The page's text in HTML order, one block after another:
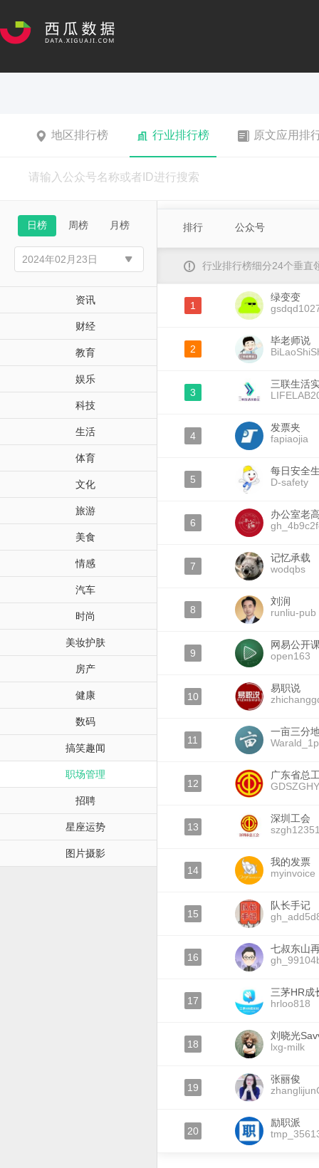
地区排行榜 行业排行榜 原文应用排
日榜 周榜 月榜
资讯
财经
教育
娱乐
科技
生活
体育
文化
旅游
美食
情感
汽车
时尚
美妆护肤
房产
健康
数码
搞笑趣闻
职场管理
招聘
星座运势
图片摄影
排行 公众号
行业排行榜细分24个垂直
1
绿变变
2
毕老师说
3
三联生活
4
发票夹
fapiaojia
5
每日安全
D-safety
6
办公室老
7
记忆承载
wodqbs
8
刘润
runliu-pub
9
网易公开
open163
10
易职说
11
一亩三分
12
广东省总
13
深圳工会
14
我的发票
myinvoice
15
队长手记
16
七叔东山
17
三茅HR成
hrloo818
18
刘晓光
lxg-milk
19
张丽俊
20
励职派